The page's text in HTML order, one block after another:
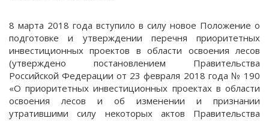
8 марта 2018 года вступило в силу новое Положение о
подготовке и утверждении перечня приоритетных
инвестиционных проектов в области освоения лесов
(утверждено постановлением Правительства
Российской Федерации от 23 февраля 2018 года № 190
«О приоритетных инвестиционных проектах в области
освоения лесов и об изменении и признании
утратившими силу некоторых актов Правительства